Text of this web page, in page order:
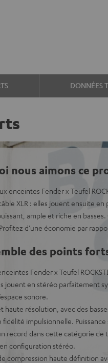
DONNÉES
nous aimons ce
enceintes Fender x Teufel
XLR : elles jouent ensuite
ample et riche en
d'une économie par
des points
Fender x Teufel
jouent en stéréo parfaitement
sonore.
haute résolution, avec des
impulsionnelle. Puissance
record dans cette catégorie
configuration stéréo.
compression haute définition